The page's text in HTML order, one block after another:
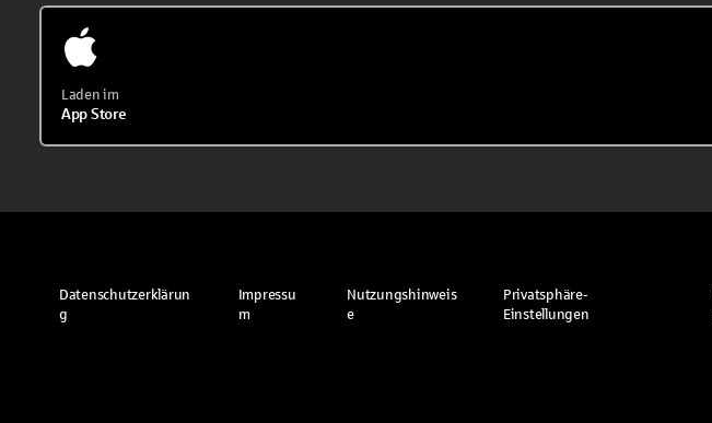
Laden im
App Store
Datenschutzerklärun
g
Impressu
m
Nutzungshinweis
e
Privatsphäre-
Einstellungen